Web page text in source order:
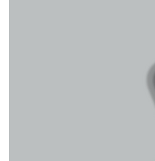
ご注文内容がメ
変更があ
商品・ランダムの封筒の取り扱いも